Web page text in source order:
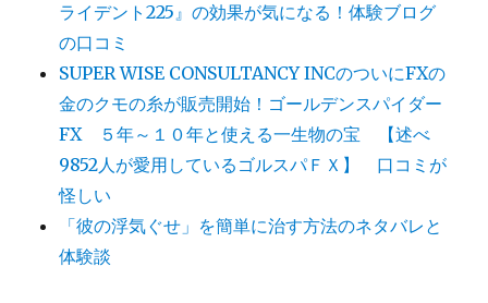
ライデント225』の効果が気になる！体験ブログ
の口コミ
SUPER WISE CONSULTANCY INCのついにFXの
金のクモの糸が販売開始！ゴールデンスパイダー
FX ５年～１０年と使える一生物の宝 【述べ
9852人が愛用しているゴルスパＦＸ】 口コミが
怪しい
「彼の浮気ぐせ」を簡単に治す方法のネタバレと
体験談